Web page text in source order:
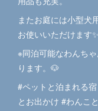
またお庭には小型犬
お使いいただけます
※同泊可能なわんち
ります。🐶
#ペットと泊まれる
とお出かけ #わんこ